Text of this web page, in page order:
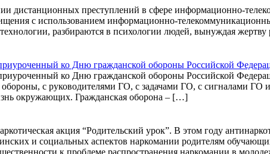
преступлений в сфере информационно-
с использованием информационно-
разбираются в психологии людей, вынуждая
ко Дню гражданской обороны Российской
ко Дню гражданской обороны Российской
с руководителями ГО, с задачами ГО, с сигналами ГО
окружающих. Гражданская оборона – […]
акция “Родительский урок”. В этом году
и социальных аспектов наркомании родителям
к проблеме распространения наркомании в